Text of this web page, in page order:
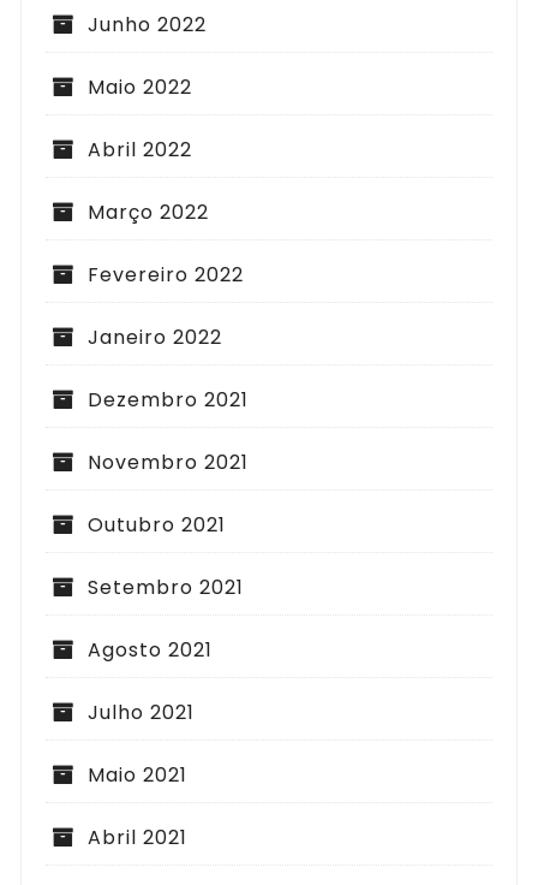
Junho 2022
Maio 2022
Abril 2022
Março 2022
Fevereiro 2022
Janeiro 2022
Dezembro 2021
Novembro 2021
Outubro 2021
Setembro 2021
Agosto 2021
Julho 2021
Maio 2021
Abril 2021